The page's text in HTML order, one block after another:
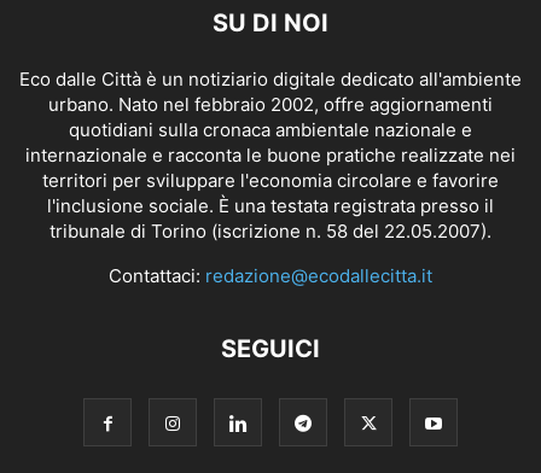
SU DI NOI
Eco dalle Città è un notiziario digitale dedicato all'ambiente
urbano. Nato nel febbraio 2002, offre aggiornamenti
quotidiani sulla cronaca ambientale nazionale e
internazionale e racconta le buone pratiche realizzate nei
territori per sviluppare l'economia circolare e favorire
l'inclusione sociale. È una testata registrata presso il
tribunale di Torino (iscrizione n. 58 del 22.05.2007).
Contattaci: redazione@ecodallecitta.it
SEGUICI